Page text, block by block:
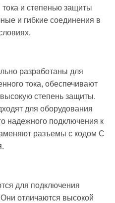
и степенью защиты
и гибкие соединения в
разработаны для
тока, обеспечивают
степень защиты.
для оборудования
надежного подключения к
разъемы с кодом C
для подключения
Они отличаются высокой